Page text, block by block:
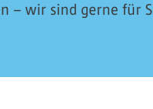
– wir sind gerne für